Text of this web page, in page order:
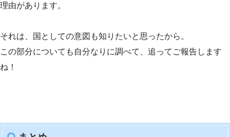
理由があります。
それは、国としての意図も知りたいと思ったから。
この部分についても自分なりに調べて、追ってご報告します
ね！